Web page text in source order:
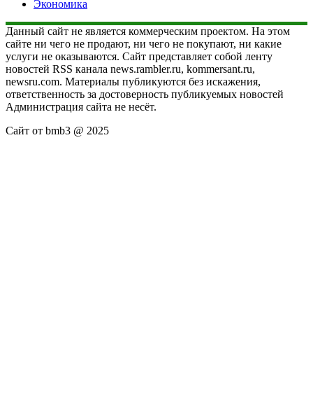
Экономика
Данный сайт не является коммерческим проектом. На этом
сайте ни чего не продают, ни чего не покупают, ни какие
услуги не оказываются. Сайт представляет собой ленту
новостей RSS канала news.rambler.ru, kommersant.ru,
newsru.com. Материалы публикуются без искажения,
ответственность за достоверность публикуемых новостей
Администрация сайта не несёт.
Сайт от bmb3 @ 2025